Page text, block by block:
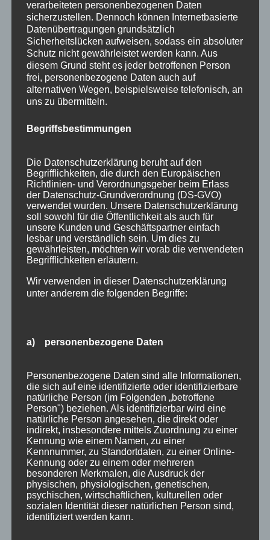
Neueste Beiträge
Geschenkgutscheine
Alpgäuer Brozeitbrettchen Treue Aktion
Unterschiedliche Brotzeitbretter mit
Holz-Schlüsselanhänger
Holzpostkarten
Kategorien
Aktion
Geschenkideen
Holzartikel
Termine
Archiv
April 2023
Januar 2021
Juli 2020
März 2018
Dezember 2017
März 2017
verarbeiteten personenbezogenen Daten
sicherzustellen. Dennoch können Internetbasierte
Datenübertragungen grundsätzlich
Sicherheitslücken aufweisen, sodass ein absoluter
Schutz nicht gewährleistet werden kann. Aus
diesem Grund steht es jeder betroffenen Person
frei, personenbezogene Daten auch auf
alternativen Wegen, beispielsweise telefonisch, an
uns zu übermitteln.
Begriffsbestimmungen
Die Datenschutzerklärung beruht auf den
Begrifflichkeiten, die durch den Europäischen
Richtlinien- und Verordnungsgeber beim Erlass
der Datenschutz-Grundverordnung (DS-GVO)
verwendet wurden. Unsere Datenschutzerklärung
soll sowohl für die Öffentlichkeit als auch für
unsere Kunden und Geschäftspartner einfach
lesbar und verständlich sein. Um dies zu
gewährleisten, möchten wir vorab die verwendeten
Begrifflichkeiten erläutern.
Wir verwenden in dieser Datenschutzerklärung
unter anderem die folgenden Begriffe:
a) personenbezogene Daten
Personenbezogene Daten sind alle Informationen,
die sich auf eine identifizierte oder identifizierbare
natürliche Person (im Folgenden „betroffene
Person") beziehen. Als identifizierbar wird eine
natürliche Person angesehen, die direkt oder
indirekt, insbesondere mittels Zuordnung zu einer
Kennung wie einem Namen, zu einer
Kennnummer, zu Standortdaten, zu einer Online-
Kennung oder zu einem oder mehreren
besonderen Merkmalen, die Ausdruck der
physischen, physiologischen, genetischen,
psychischen, wirtschaftlichen, kulturellen oder
sozialen Identität dieser natürlichen Person sind,
identifiziert werden kann.